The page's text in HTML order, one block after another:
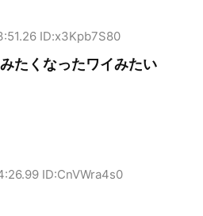
ID:x3Kpb7S80
たくなったワイみたい
ID:CnVWra4s0